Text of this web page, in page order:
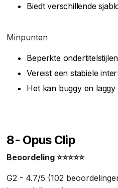
Biedt verschillende
Minpunten
Beperkte ondertitelstijlen
Vereist een stabiele
Het kan buggy en laggy
8- Opus Clip
Beoordeling ⭐⭐⭐⭐⭐
G2 - 4.7/5 (102